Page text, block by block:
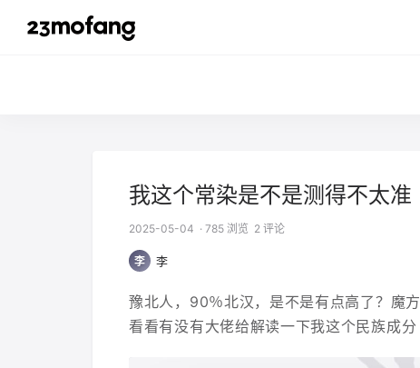
我这个常染是不是测得不太准
2025-05-04 · 785 浏览 2 评论
李 李
豫北人，90％北汉，是不是有点高了？魔
看看有没有大佬给解读一下我这个民族成分